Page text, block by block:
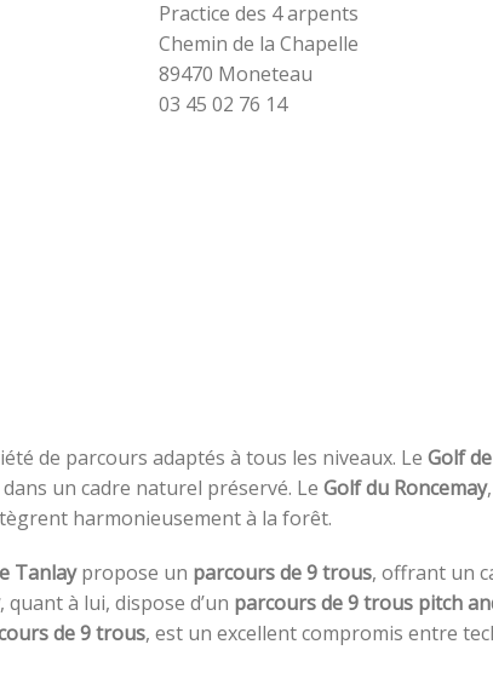
Practice des 4 arpents
Chemin de la Chapelle
89470 Moneteau
03 45 02 76 14
de parcours adaptés à tous les niveaux. Le Golf
un cadre naturel préservé. Le Golf du Roncemay
harmonieusement à la forêt.
Tanlaypropose un parcours de 9 trous, offrant un
, quant à lui, dispose d’un parcours de 9 trous pitch
de 9 trous, est un excellent compromis entre